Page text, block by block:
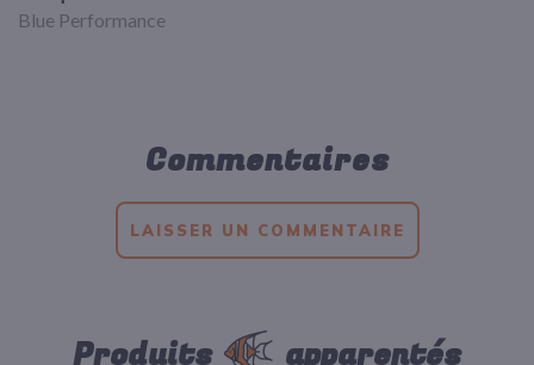
Blue Performance
Commentaires
LAISSER UN COMMENTAIRE
Produits apparentés